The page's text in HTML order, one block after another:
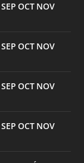
SEP OCT NOV
SEP OCT NOV
SEP OCT NOV
SEP OCT NOV